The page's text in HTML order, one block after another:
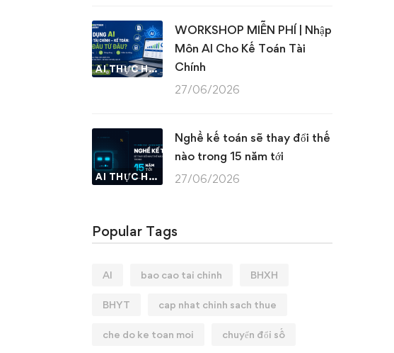
AI THỰC HÀNH
WORKSHOP MIỄN PHÍ | Nhập
Môn AI Cho Kế Toán Tài
Chính
27/06/2026
AI THỰC HÀNH
Nghề kế toán sẽ thay đổi thế
nào trong 15 năm tới
27/06/2026
Popular Tags
AI bao cao tai chinh BHXH
BHYT cap nhat chinh sach thue
che do ke toan moi chuyển đổi số